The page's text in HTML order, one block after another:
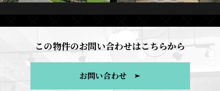
この物件のお問い合わせはこちらから
お問い合わせ